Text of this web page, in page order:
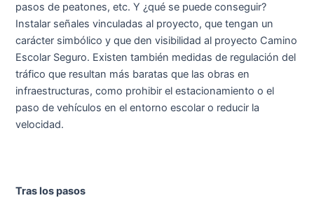
pasos de peatones, etc. Y ¿qué se puede conseguir?
Instalar señales vinculadas al proyecto, que tengan un
carácter simbólico y que den visibilidad al proyecto Camino
Escolar Seguro. Existen también medidas de regulación del
tráfico que resultan más baratas que las obras en
infraestructuras, como prohibir el estacionamiento o el
paso de vehículos en el entorno escolar o reducir la
velocidad.
Tras los pasos